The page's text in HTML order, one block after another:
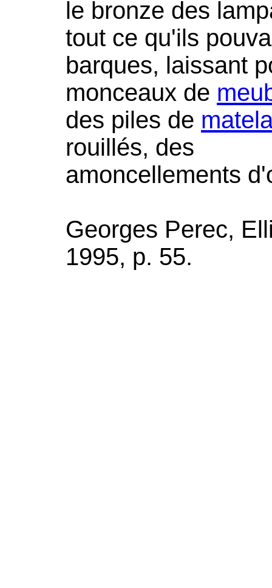
le bronze des
tout ce qu'ils
barques, laissant
monceaux de
des piles de
rouillés, des
amoncellements
Georges Perec,
1995, p. 55.